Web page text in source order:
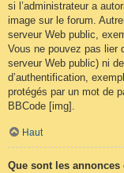
si l’administrateur a
image sur le forum.
serveur Web public,
Vous ne pouvez pas lier
serveur Web public) ni
d’authentification,
protégés par un mot de
BBCode [img].
Haut
Que sont les annonces